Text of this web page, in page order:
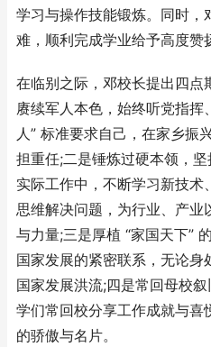
学习与操作技能锻炼。同时，
难，顺利完成学业给予高度赞
在临别之际，邓校长提出四点
赓续军人本色，始终听党指挥
人” 标准要求自己，在家乡振
担重任;二是锤炼过硬本领，
实际工作中，不断学习新技
思维解决问题，为行业、产业
与力量;三是厚植 “家国天下”
国家发展的紧密联系，无论身
国家发展洪流;四是常回母校
学们常回校分享工作成就与喜
的骄傲与名片。